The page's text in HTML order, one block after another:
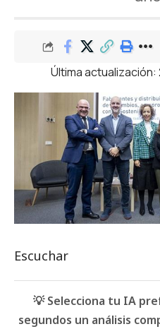
Última
Escuchar
💡 Selecciona tu IA
segundos un análisis